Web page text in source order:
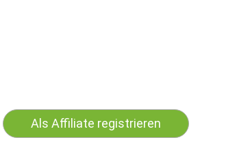
Als Affiliate registrieren